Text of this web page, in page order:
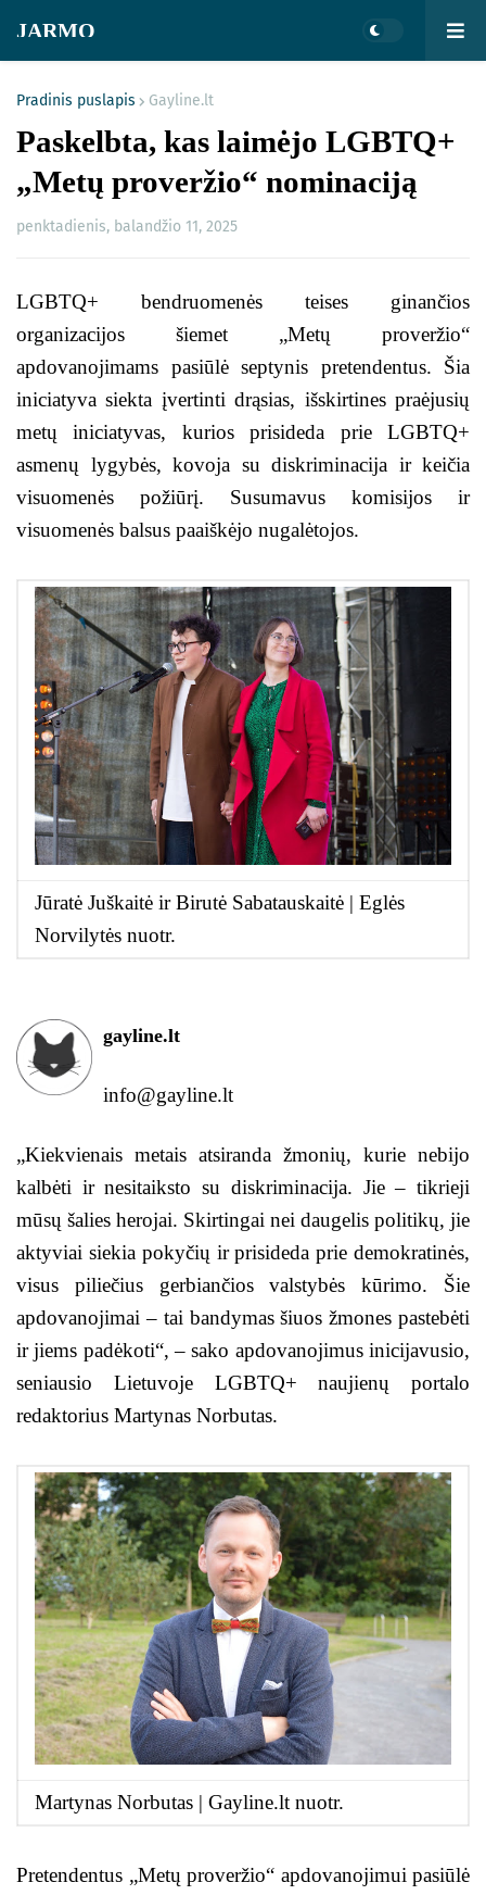
JARMO
Pradinis puslapis Gayline.lt
Paskelbta, kas laimėjo LGBTQ+
„Metų proveržio“ nominaciją
penktadienis, balandžio 11, 2025
LGBTQ+ bendruomenės teises ginančios
organizacijos šiemet „Metų proveržio“
apdovanojimams pasiūlė septynis pretendentus. Šia
iniciatyva siekta įvertinti drąsias, išskirtines praėjusių
metų iniciatyvas, kurios prisideda prie LGBTQ+
asmenų lygybės, kovoja su diskriminacija ir keičia
visuomenės požiūrį. Susumavus komisijos ir
visuomenės balsus paaiškėjo nugalėtojos.
Jūratė Juškaitė ir Birutė Sabatauskaitė | Eglės
Norvilytės nuotr.
gayline.lt
info@gayline.lt
„Kiekvienais metais atsiranda žmonių, kurie nebijo
kalbėti ir nesitaiksto su diskriminacija. Jie – tikrieji
mūsų šalies herojai. Skirtingai nei daugelis politikų, jie
aktyviai siekia pokyčių ir prisideda prie demokratinės,
visus piliečius gerbiančios valstybės kūrimo. Šie
apdovanojimai – tai bandymas šiuos žmones pastebėti
ir jiems padėkoti“, – sako apdovanojimus inicijavusio,
seniausio Lietuvoje LGBTQ+ naujienų portalo
redaktorius Martynas Norbutas.
Martynas Norbutas | Gayline.lt nuotr.
Pretendentus „Metų proveržio“ apdovanojimui pasiūlė